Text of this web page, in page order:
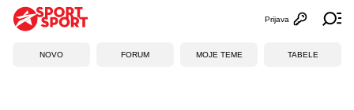
Otvori
Prijava
NOVO FORUM MOJE TEME TABELE